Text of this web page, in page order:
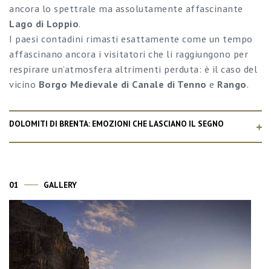
ancora lo spettrale ma assolutamente affascinante
Lago di Loppio.
I paesi contadini rimasti esattamente come un tempo
affascinano ancora i visitatori che li raggiungono per
respirare un’atmosfera altrimenti perduta: è il caso del
vicino Borgo Medievale di Canale di Tenno e Rango.
DOLOMITI DI BRENTA: EMOZIONI CHE LASCIANO IL SEGNO
01 GALLERY